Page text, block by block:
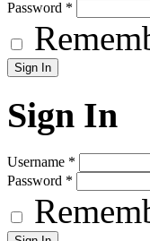
Password *
Sign In
Username *
Password *